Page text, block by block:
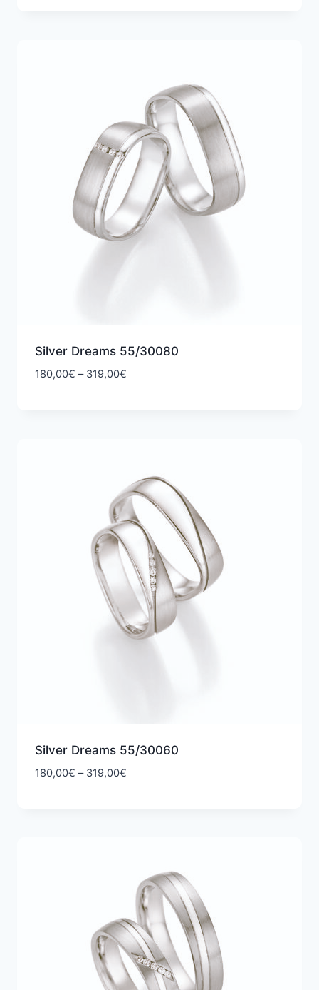
Silver Dreams 55/30080
180,00€ – 319,00€Hintaluokka:
Silver Dreams 55/30060
180,00€ – 319,00€Hintaluokka: